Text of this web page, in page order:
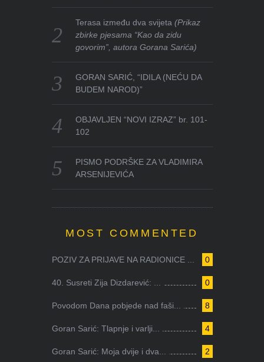
Terasa između dva svijeta(Prikaz
zbirke pjesama “Kao da zidu
govorim”, autora Gorana Sarića)
GORAN SARIĆ, “IDILA (NEĆU DA
BUDEM NAROD)”
OBJAVLJEN “NOVI IZRAZ” br. 101-
102
PISMO PODRŠKE ZA VLADIMIRA
ARSENIJEVIĆA
MOST COMMENTED
0
POZIV ZA PRIJAVE NA RADIONICE ...
0
40. Susreti Zija Dizdarević: ...
8
Povodom Dana pobjede nad faši...
4
Goran Sarić: Tlapnje i varlji...
2
Goran Sarić: Moja dvije i dva...